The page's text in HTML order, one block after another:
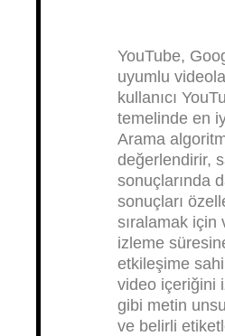
YouTube,
uyumlu
kullanıcı
temelinde en
Arama
değerlendirir,
sonuçlarında
sonuçları
sıralamak için
izleme
etkileşime
video içeriğini
gibi metin
ve belirli